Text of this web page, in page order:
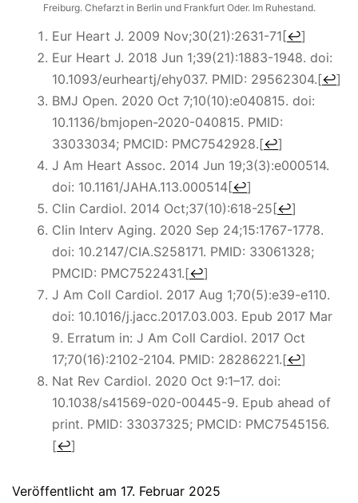
Freiburg. Chefarzt in Berlin und Frankfurt Oder. Im Ruhestand.
Eur Heart J. 2009 Nov;30(21):2631-71[↩]
Eur Heart J. 2018 Jun 1;39(21):1883-1948. doi:
10.1093/eurheartj/ehy037. PMID: 29562304.[↩]
BMJ Open. 2020 Oct 7;10(10):e040815. doi:
10.1136/bmjopen-2020-040815. PMID:
33033034; PMCID: PMC7542928.[↩]
J Am Heart Assoc. 2014 Jun 19;3(3):e000514.
doi: 10.1161/JAHA.113.000514[↩]
Clin Cardiol. 2014 Oct;37(10):618-25[↩]
Clin Interv Aging. 2020 Sep 24;15:1767-1778.
doi: 10.2147/CIA.S258171. PMID: 33061328;
PMCID: PMC7522431.[↩]
J Am Coll Cardiol. 2017 Aug 1;70(5):e39-e110.
doi: 10.1016/j.jacc.2017.03.003. Epub 2017 Mar
9. Erratum in: J Am Coll Cardiol. 2017 Oct
17;70(16):2102-2104. PMID: 28286221.[↩]
Nat Rev Cardiol. 2020 Oct 9:1–17. doi:
10.1038/s41569-020-00445-9. Epub ahead of
print. PMID: 33037325; PMCID: PMC7545156.
[↩]
Veröffentlicht am 17. Februar 2025